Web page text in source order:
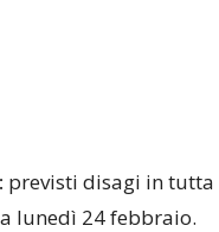
previsti disagi in
lunedì 24 febbraio.